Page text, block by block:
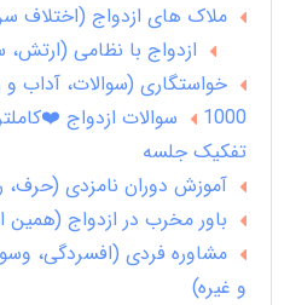
ملاک های ازدواج (اختلاف
ازدواج با نظامی (ارتش،
خواستگاری (سوالات، آداب
1000 سوالات ازدواج
تفکیک جلسه
آموزش دوران نامزدی (حرف،
باور مخرب در ازدواج (همین
مشاوره فردی (افسردگی،
و غیره)